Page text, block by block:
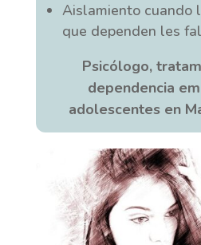
Aislamiento cuando
que dependen les
Psicólogo,
dependencia
adolescentes en